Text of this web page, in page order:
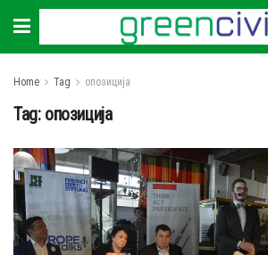
Home Tag опозиција
Tag: опозиција